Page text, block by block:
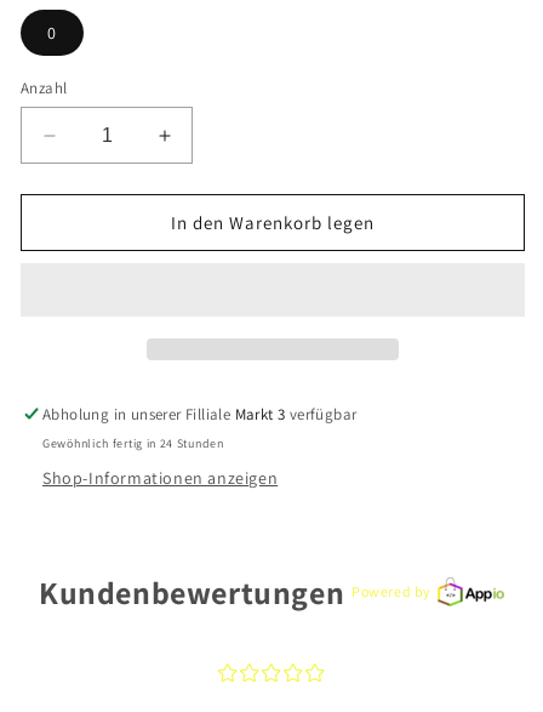
0
Anzahl
Verringere
die
Menge
CEM
Erhöhe
die
Menge
für
CEM
In den Warenkorb legen
Abholung in unserer Filliale Markt 3 verfügbar
Gewöhnlich fertig in 24 Stunden
Shop-Informationen anzeigen
Kundenbewertungen Powered by
¤¤¤¤¤